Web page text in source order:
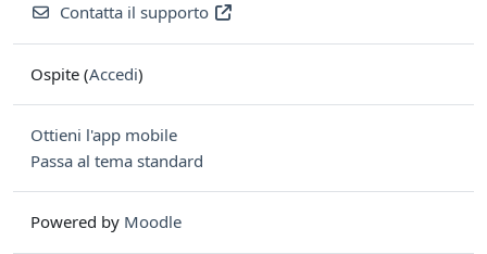
Contatta il supporto
Ospite (Accedi)
Ottieni l'app mobile
Passa al tema standard
Powered by Moodle